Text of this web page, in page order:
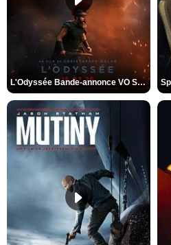
L'Odyssée Bande-annonce VO STFR